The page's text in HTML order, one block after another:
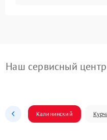
Наш сервисный
Калининский